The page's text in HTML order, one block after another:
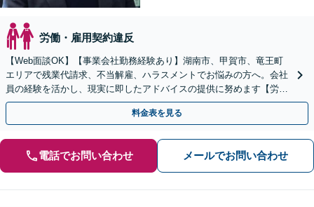
労働・雇用契約違反
【Web面談OK】【事業会社勤務経験あり】湖南市、甲賀市、竜王町
エリアで残業代請求、不当解雇、ハラスメントでお悩みの方へ。会社
員の経験を活かし、現実に即したアドバイスの提供に努めます【労使
双方に対応】【甲西駅1分】
料金表を見る
電話でお問い合わせ メールでお問い合わせ